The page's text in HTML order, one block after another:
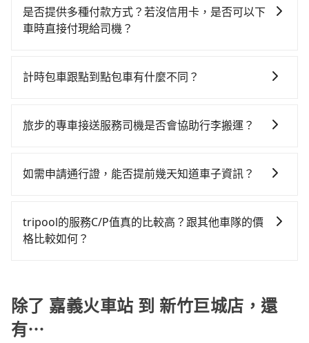
票價790元，再用5分鐘出站、等待車站前排班的計程
車，搭上小黃後約花26分鐘、車費400元後，抵達新竹
1,060元。但如果全程使用tripool並到府專車接送，則
180元的交通費，所以對於不是這麼趕時間的人來說，預
費用。
$115~205承租小轎車，每公里再額外加收$3.2，從嘉義
火車站到新竹巨城店的花費預估為$2,400~3,000（金額
預估進去，但額外的汽車保險與可能的罰單都需自付。
數超過四位，更是沒有較大的七人座或九人座可供選
修理，每一次租車都好像在開樂透一樣。另外，偶爾也
車或者要載其他乘客的人來說就有不小的風險。最後，
雖然路邊隨租隨還看似方便，但實際使用時還是有其區
灣大車隊，如果在路邊攔不到車，也可考慮打電話至嘉
義火車站附近的計程車隊，如嘉義博愛無線計程車、華
省高達$1,400。綜合以上，無論在價格或服務品質上，
是否提供多種付款方式？若沒信用卡，是否可以下
車時直接付現給司機？
(VISA/MasterCard/JCB)、簽帳卡 (金融信用卡) 和
櫃檯繳費，或者利用 ATM 完成匯款。
計時包車跟點到點包車有什麼不同？
不同之處： 計時包車：計時包車是按照用車時間來計
多個地點間來回穿梭的客戶，例如市區觀光、商務差旅
線和里程來計算費用。這種服務通常適用於單程或從一
個城市到另一個城市的長途包車。
旅步的專車接送服務司機是否會協助行李搬運？
行李搬運的問題，享受更輕鬆的旅程。
如需申請通行證，能否提前幾天知道車子資訊？
供用車前一天凌晨六點前取消訂單的服務。所以我們會
在用車前一天才開始安排車輛，並於用車前一天晚上8點
協助安排。」
tripool的服務C/P值真的比較高？跟其他車隊的價
格比較如何？
主的台灣大車隊、大都會、LINE Taxi、Uber，機場接送
則有肯驛、全鋒、格上租車、和運租車，包車旅遊則是
KKDAY、KLOOK、叫車吧等。tripool旅步專注在長程
除了 嘉義火車站 到 新竹巨城店，還
有⋯